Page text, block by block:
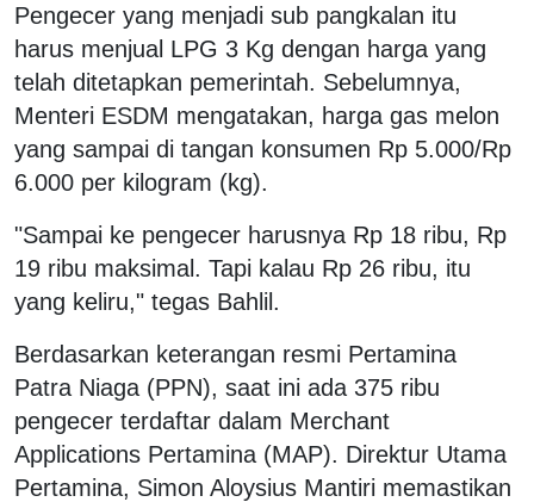
Pengecer yang menjadi sub pangkalan itu
harus menjual LPG 3 Kg dengan harga yang
telah ditetapkan pemerintah. Sebelumnya,
Menteri ESDM mengatakan, harga gas melon
yang sampai di tangan konsumen Rp 5.000/Rp
6.000 per kilogram (kg).
"Sampai ke pengecer harusnya Rp 18 ribu, Rp
19 ribu maksimal. Tapi kalau Rp 26 ribu, itu
yang keliru," tegas Bahlil.
Berdasarkan keterangan resmi Pertamina
Patra Niaga (PPN), saat ini ada 375 ribu
pengecer terdaftar dalam Merchant
Applications Pertamina (MAP). Direktur Utama
Pertamina, Simon Aloysius Mantiri memastikan